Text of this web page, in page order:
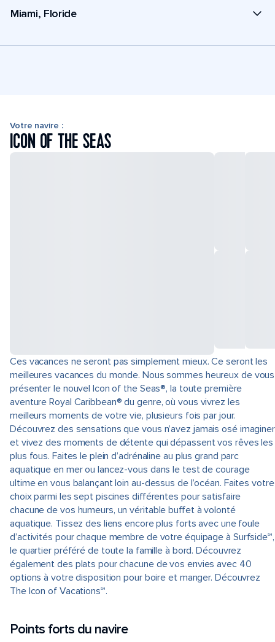
Miami, Floride
Votre navire :
ICON OF THE SEAS
Ces vacances ne seront pas simplement mieux. Ce seront les
meilleures vacances du monde. Nous sommes heureux de vous
présenter le nouvel Icon of the Seas®, la toute première
aventure Royal Caribbean® du genre, où vous vivrez les
meilleurs moments de votre vie, plusieurs fois par jour.
Découvrez des sensations que vous n’avez jamais osé imaginer
et vivez des moments de détente qui dépassent vos rêves les
plus fous. Faites le plein d’adrénaline au plus grand parc
aquatique en mer ou lancez-vous dans le test de courage
ultime en vous balançant loin au-dessus de l’océan. Faites votre
choix parmi les sept piscines différentes pour satisfaire
chacune de vos humeurs, un véritable buffet à volonté
aquatique. Tissez des liens encore plus forts avec une foule
d’activités pour chaque membre de votre équipage à Surfside℠,
le quartier préféré de toute la famille à bord. Découvrez
également des plats pour chacune de vos envies avec 40
options à votre disposition pour boire et manger. Découvrez
The Icon of Vacations℠.
Points forts du navire